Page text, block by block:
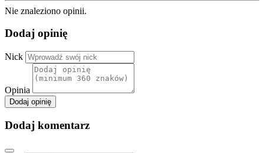
Nie znaleziono opinii.
Dodaj opinię
Nick
Opinia
Dodaj opinię
Dodaj komentarz